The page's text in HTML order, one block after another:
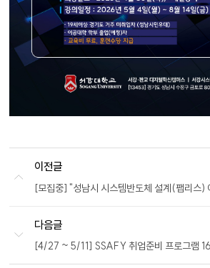
이전글
다음글
[4/27 ~ 5/11] SSAFY 취업준비 프로그램